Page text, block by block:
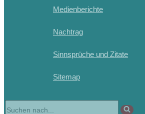
Medienberichte
Nachtrag
Sinnsprüche und Zitate
Sitemap